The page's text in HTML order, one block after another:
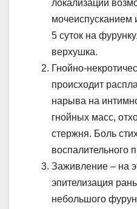
локализации
мочеиспусканием
5 суток на
верхушка.
Гнойно-
происходит
нарыва на
гнойных масс,
стержня. Боль
воспалительного
Заживление – на
эпителизация
небольшого